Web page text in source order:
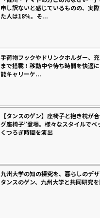
申し訳ないと感じているものの、実
た人は18％。そ...
手荷物フックやドリンクホルダー、
まで搭載！移動中や待ち時間を快適
能キャリーケ...
【タンスのゲン】座椅子と抱き枕が
グ座椅子”登場。様々なスタイルでベ
くつろぎ時間を演出
九州大学の知の探究を、暮らしのデ
タンスのゲン、九州大学と共同研究